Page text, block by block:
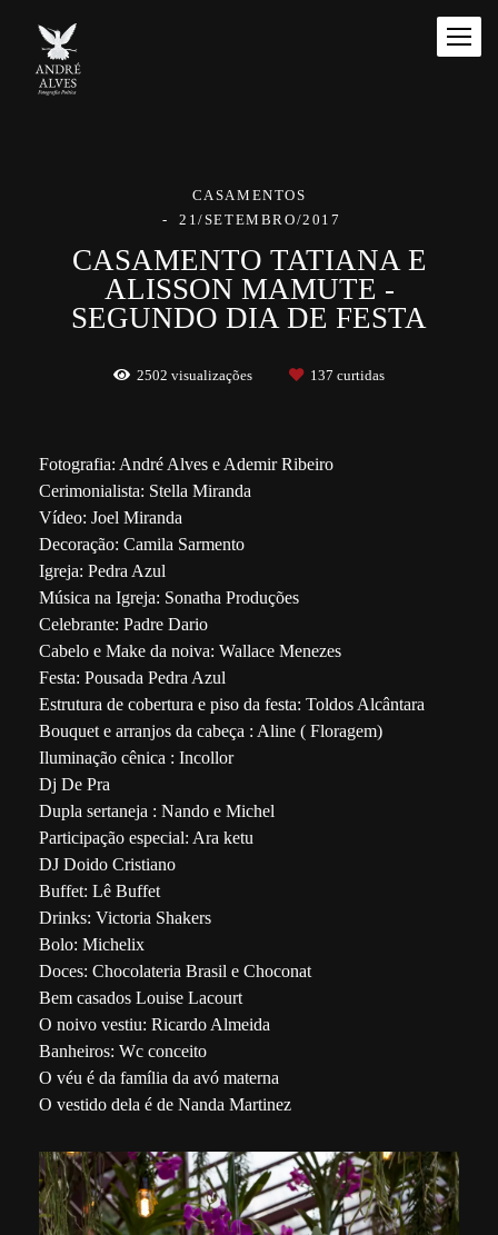
CASAMENTOS
21/SETEMBRO/2017
CASAMENTO TATIANA E
ALISSON MAMUTE -
SEGUNDO DIA DE FESTA
2502 visualizações 137 curtidas
Fotografia: André Alves e Ademir Ribeiro
Cerimonialista: Stella Miranda
Vídeo: Joel Miranda
Decoração: Camila Sarmento
Igreja: Pedra Azul
Música na Igreja: Sonatha Produções
Celebrante: Padre Dario
Cabelo e Make da noiva: Wallace Menezes
Festa: Pousada Pedra Azul
Estrutura de cobertura e piso da festa: Toldos Alcântara
Bouquet e arranjos da cabeça : Aline ( Floragem)
Iluminação cênica : Incollor
Dj De Pra
Dupla sertaneja : Nando e Michel
Participação especial: Ara ketu
DJ Doido Cristiano
Buffet: Lê Buffet
Drinks: Victoria Shakers
Bolo: Michelix
Doces: Chocolateria Brasil e Choconat
Bem casados Louise Lacourt
O noivo vestiu: Ricardo Almeida
Banheiros: Wc conceito
O véu é da família da avó materna
O vestido dela é de Nanda Martinez